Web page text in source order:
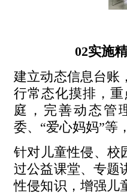
02实施
建立动态信息台账
行常态化摸排，
庭，完善动态管
委、“爱心妈妈”等
针对儿童性侵、校
过公益课堂、专题
性侵知识，增强儿